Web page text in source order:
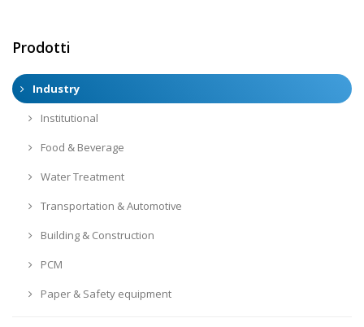
Prodotti
Industry
Institutional
Food & Beverage
Water Treatment
Transportation & Automotive
Building & Construction
PCM
Paper & Safety equipment